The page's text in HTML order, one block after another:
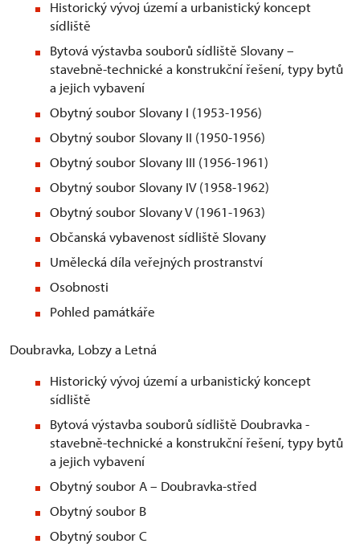
Historický vývoj území a urbanistický koncept
sídliště
Bytová výstavba souborů sídliště Slovany –
stavebně-technické a konstrukční řešení, typy bytů
a jejich vybavení
Obytný soubor Slovany I (1953-1956)
Obytný soubor Slovany II (1950-1956)
Obytný soubor Slovany III (1956-1961)
Obytný soubor Slovany IV (1958-1962)
Obytný soubor Slovany V (1961-1963)
Občanská vybavenost sídliště Slovany
Umělecká díla veřejných prostranství
Osobnosti
Pohled památkáře
Doubravka, Lobzy a Letná
Historický vývoj území a urbanistický koncept
sídliště
Bytová výstavba souborů sídliště Doubravka -
stavebně-technické a konstrukční řešení, typy bytů
a jejich vybavení
Obytný soubor A – Doubravka-střed
Obytný soubor B
Obytný soubor C